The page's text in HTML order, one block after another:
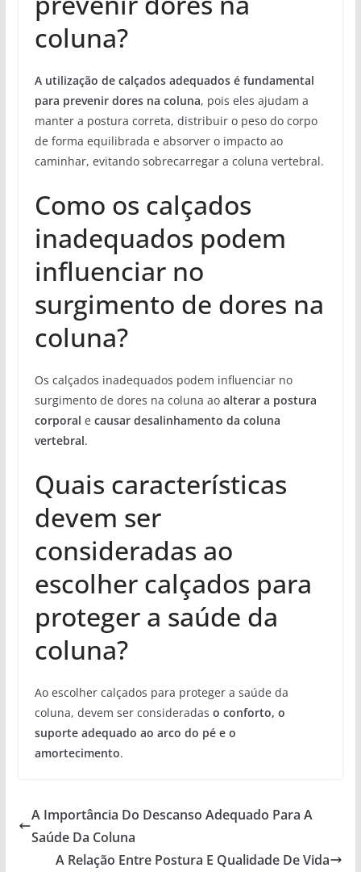
coluna?
A utilização de calçados adequados é fundamental
para prevenir dores na coluna, pois eles ajudam a
manter a postura correta, distribuir o peso do corpo
de forma equilibrada e absorver o impacto ao
caminhar, evitando sobrecarregar a coluna vertebral.
Como os calçados
inadequados podem
influenciar no
surgimento de dores na
coluna?
Os calçados inadequados podem influenciar no
surgimento de dores na coluna ao alterar a postura
corporal e causar desalinhamento da coluna
vertebral.
Quais características
devem ser
consideradas ao
escolher calçados para
proteger a saúde da
coluna?
Ao escolher calçados para proteger a saúde da
coluna, devem ser consideradas o conforto, o
suporte adequado ao arco do pé e o
amortecimento.
A Importância Do Descanso Adequado Para A
Saúde Da Coluna
A Relação Entre Postura E Qualidade De Vida